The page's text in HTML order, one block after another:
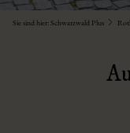
Sie sind hier: Schwarzwald Plus